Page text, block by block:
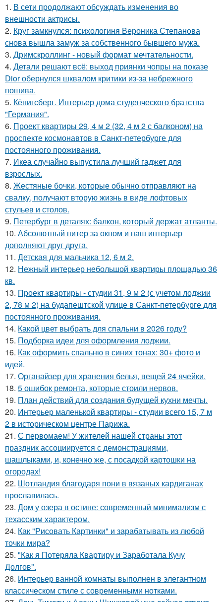
1. В сети продолжают обсуждать изменения во
внешности актрисы.
2. Круг замкнулся: психологиня Вероника Степанова
снова вышла замуж за собственного бывшего мужа.
3. Дримскроллинг - новый формат мечтательности.
4. Детали решают всё: выход приянки чопры на показе
Dior обернулся шквалом критики из-за небрежного
пошива.
5. Кёнигсберг. Интерьер дома студенческого братства
"Германия".
6. Проект квартиры 29, 4 м 2 (32, 4 м 2 с балконом) на
проспекте космонавтов в Санкт-петербурге для
постоянного проживания.
7. Икеа случайно выпустила лучший гаджет для
взрослых.
8. Жестяные бочки, которые обычно отправляют на
свалку, получают вторую жизнь в виде лофтовых
стульев и столов.
9. Петербург в деталях: балкон, который держат атланты.
10. Абсолютный питер за окном и наш интерьер
дополняют друг друга.
11. Детская для мальчика 12, 6 м 2.
12. Нежный интерьер небольшой квартиры площадью 36
кв.
13. Проект квартиры - студии 31, 9 м 2 (с учетом лоджии
2, 78 м 2) на будапештской улице в Санкт-петербурге для
постоянного проживания.
14. Какой цвет выбрать для спальни в 2026 году?
15. Подборка идеи для оформления лоджии.
16. Как оформить спальню в синих тонах: 30+ фото и
идей.
17. Органайзер для хранения белья, вещей 24 ячейки.
18. 5 ошибок ремонта, которые стоили нервов.
19. План действий для создания будущей кухни мечты.
20. Интерьер маленькой квартиры - студии всего 15, 7 м
2 в историческом центре Парижа.
21. С первомаем! У жителей нашей страны этот
праздник ассоциируется с демонстрациями,
шашлыками, и, конечно же, с посадкой картошки на
огородах!
22. Шотландия благодаря пони в вязаных кардиганах
прославилась.
23. Дом у озера в остине: современный минимализм с
техасским характером.
24. Как "Рисовать Картинки" и зарабатывать из любой
точки мира?
25. "Как я Потеряла Квартиру и Заработала Кучу
Долгов".
26. Интерьер ванной комнаты выполнен в элегантном
классическом стиле с современными нотками.